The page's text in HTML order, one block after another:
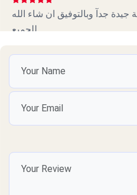
جيدة جدآ وبالتوفيق ان شاء الله
بيتزا جامده جدا الصراحه
وائل